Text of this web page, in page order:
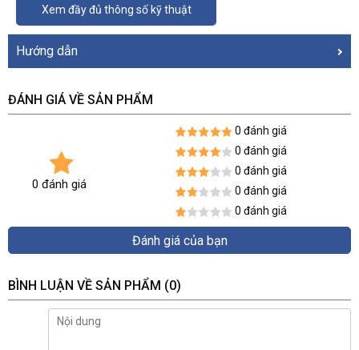
Xem đầy đủ thông số kỹ thuật
Hướng dẫn
ĐÁNH GIÁ VỀ SẢN PHẨM
0 đánh giá
0 đánh giá
0 đánh giá
0 đánh giá
0 đánh giá
0 đánh giá
Đánh giá của bạn
BÌNH LUẬN VỀ SẢN PHẨM (0)